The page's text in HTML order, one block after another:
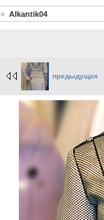
Alkantik04
предыдущая